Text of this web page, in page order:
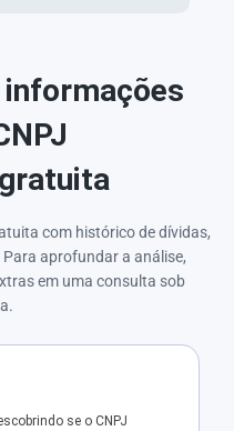
com histórico de dívidas,
aprofundar a análise,
em uma consulta sob
se o CNPJ